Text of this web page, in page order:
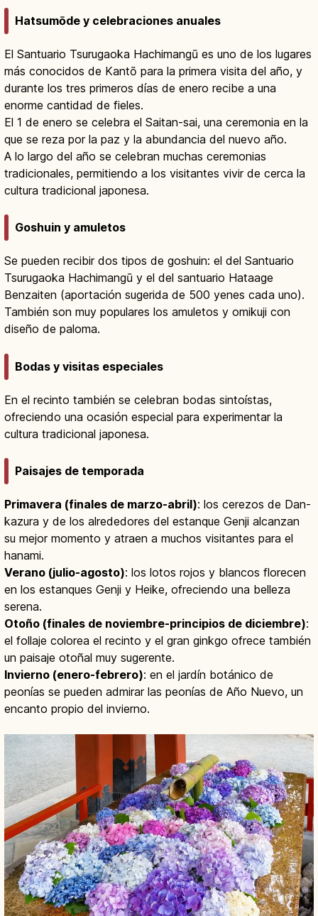
Hatsumōde y celebraciones anuales
El Santuario Tsurugaoka Hachimangū es uno de los lugares
más conocidos de Kantō para la primera visita del año, y
durante los tres primeros días de enero recibe a una
enorme cantidad de fieles.
El 1 de enero se celebra el Saitan-sai, una ceremonia en la
que se reza por la paz y la abundancia del nuevo año.
A lo largo del año se celebran muchas ceremonias
tradicionales, permitiendo a los visitantes vivir de cerca la
cultura tradicional japonesa.
Goshuin y amuletos
Se pueden recibir dos tipos de goshuin: el del Santuario
Tsurugaoka Hachimangū y el del santuario Hataage
Benzaiten (aportación sugerida de 500 yenes cada uno).
También son muy populares los amuletos y omikuji con
diseño de paloma.
Bodas y visitas especiales
En el recinto también se celebran bodas sintoístas,
ofreciendo una ocasión especial para experimentar la
cultura tradicional japonesa.
Paisajes de temporada
Primavera (finales de marzo-abril): los cerezos de Dan-
kazura y de los alrededores del estanque Genji alcanzan
su mejor momento y atraen a muchos visitantes para el
hanami.
Verano (julio-agosto): los lotos rojos y blancos florecen
en los estanques Genji y Heike, ofreciendo una belleza
serena.
Otoño (finales de noviembre-principios de diciembre):
el follaje colorea el recinto y el gran ginkgo ofrece también
un paisaje otoñal muy sugerente.
Invierno (enero-febrero): en el jardín botánico de
peonías se pueden admirar las peonías de Año Nuevo, un
encanto propio del invierno.